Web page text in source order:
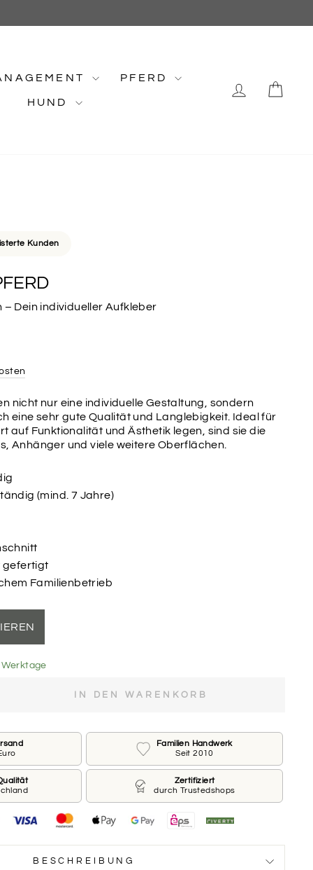
PFERD
HUND
Kunden
– Dein individueller Aufkleber
nicht nur eine individuelle Gestaltung, sondern
eine sehr gute Qualität und Langlebigkeit. Ideal für
auf Funktionalität und Ästhetik legen, sind sie die
Anhänger und viele weitere Oberflächen.
(mind. 7 Jahre)
gefertigt
Familienbetrieb
in der Größe von 20 cm für nur 7,50€ Aufpreis
IN DEN WARENKORB
Familien Handwerk
Seit 2010
Zertifiziert
durch Trustedshops
BESCHREIBUNG